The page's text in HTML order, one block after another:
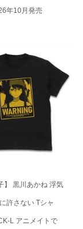
年10月発売
】 黒川あかね 浮気
許さない Tシャ
L アニメイトで